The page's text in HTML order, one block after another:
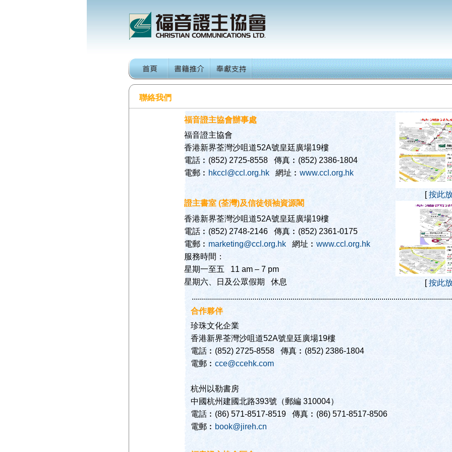
聯絡我們
福音證主協會辦事處
[按此
[按此
福音證主協會
香港新界荃灣沙咀道52A號皇廷廣場19樓
電話︰(852) 2725-8558 傳真︰(852) 2386-1804
電郵︰ hkccl@ccl.org.hk 網址︰ www.ccl.org.hk
證主書室 (荃灣)及信徒領袖資源閣
香港新界荃灣沙咀道52A號皇廷廣場19樓
電話︰(852) 2748-2146 傳真︰(852) 2361-0175
電郵︰ marketing@ccl.org.hk 網址︰ www.ccl.org.hk
服務時間：
星期一至五 11 am – 7 pm
星期六、日及公眾假期 休息
合作夥伴
珍珠文化企業
香港新界荃灣沙咀道52A號皇廷廣場19樓
電話︰(852) 2725-8558 傳真︰(852) 2386-1804
電郵︰ cce@ccehk.com
杭州以勒書房
中國杭州建國北路393號（郵編 310004）
電話︰(86) 571-8517-8519 傳真︰(86) 571-8517-8506
電郵︰ book@jireh.cn